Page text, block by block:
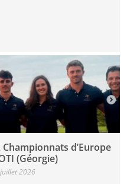
d’Europe
(Géorgie)
2026